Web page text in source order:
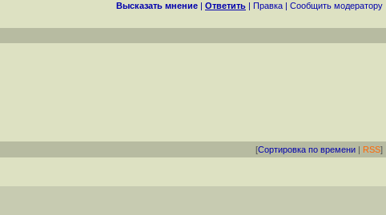
Высказать мнение | Ответить | Правка | Cообщить модератору
[Сортировка по времени | RSS]